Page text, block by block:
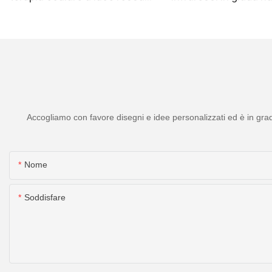
Accogliamo con favore disegni e idee personalizzati ed è in
Nome
Soddisfare